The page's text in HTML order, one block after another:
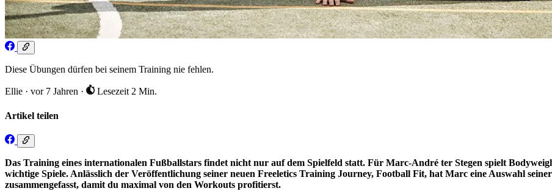
Diese Übungen dürfen bei seinem Training nie fehlen.
Ellie · vor 7 Jahren · Lesezeit 2 Min.
Artikel teilen
Das Training eines internationalen Fußballstars findet nicht nur auf dem Spielfeld statt. Für Marc-André ter Stegen spielt
wichtige Spiele. Anlässlich der Veröffentlichung seiner neuen Freeletics Training Journey, Football Fit, hat Marc eine Auswahl
zusammengefasst, damit du maximal von den Workouts profitierst.